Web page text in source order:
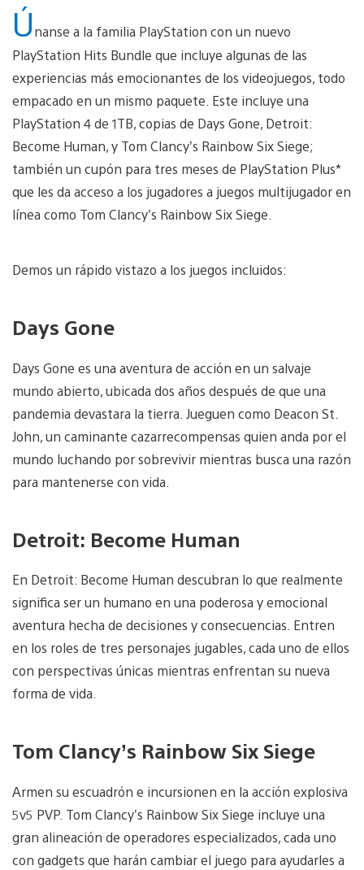
Únanse a la familia PlayStation con un nuevo
PlayStation Hits Bundle que incluye algunas de las
experiencias más emocionantes de los videojuegos, todo
empacado en un mismo paquete. Este incluye una
PlayStation 4 de 1TB, copias de Days Gone, Detroit:
Become Human, y Tom Clancy’s Rainbow Six Siege;
también un cupón para tres meses de PlayStation Plus*
que les da acceso a los jugadores a juegos multijugador en
línea como Tom Clancy’s Rainbow Six Siege.
Demos un rápido vistazo a los juegos incluidos:
Days Gone
Days Gone es una aventura de acción en un salvaje
mundo abierto, ubicada dos años después de que una
pandemia devastara la tierra. Jueguen como Deacon St.
John, un caminante cazarrecompensas quien anda por el
mundo luchando por sobrevivir mientras busca una razón
para mantenerse con vida.
Detroit: Become Human
En Detroit: Become Human descubran lo que realmente
significa ser un humano en una poderosa y emocional
aventura hecha de decisiones y consecuencias. Entren
en los roles de tres personajes jugables, cada uno de ellos
con perspectivas únicas mientras enfrentan su nueva
forma de vida.
Tom Clancy’s Rainbow Six Siege
Armen su escuadrón e incursionen en la acción explosiva
5v5 PVP. Tom Clancy’s Rainbow Six Siege incluye una
gran alineación de operadores especializados, cada uno
con gadgets que harán cambiar el juego para ayudarles a